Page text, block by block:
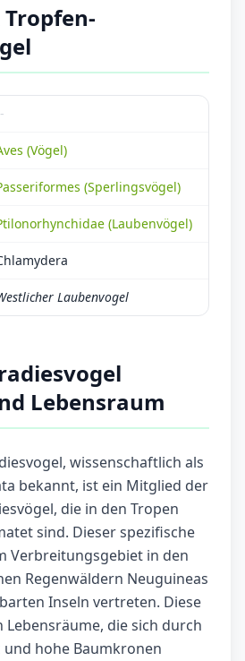
(Vögel)
(Sperlingsvögel)
(Laubenvögel)
Laubenvogel
Lebensraum
wissenschaftlich als
bekannt, ist ein Mitglied der
die in den Tropen
sind. Dieser spezifische
Verbreitungsgebiet in den
Regenwäldern Neuguineas
Inseln vertreten. Diese
Lebensräume, die sich durch
hohe Baumkronen